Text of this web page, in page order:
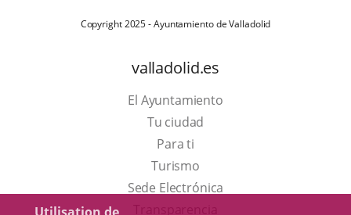
Copyright 2025 - Ayuntamiento de Valladolid
valladolid.es
El Ayuntamiento
Tu ciudad
Para ti
TurismoEste
enlace
Sede Electrónica